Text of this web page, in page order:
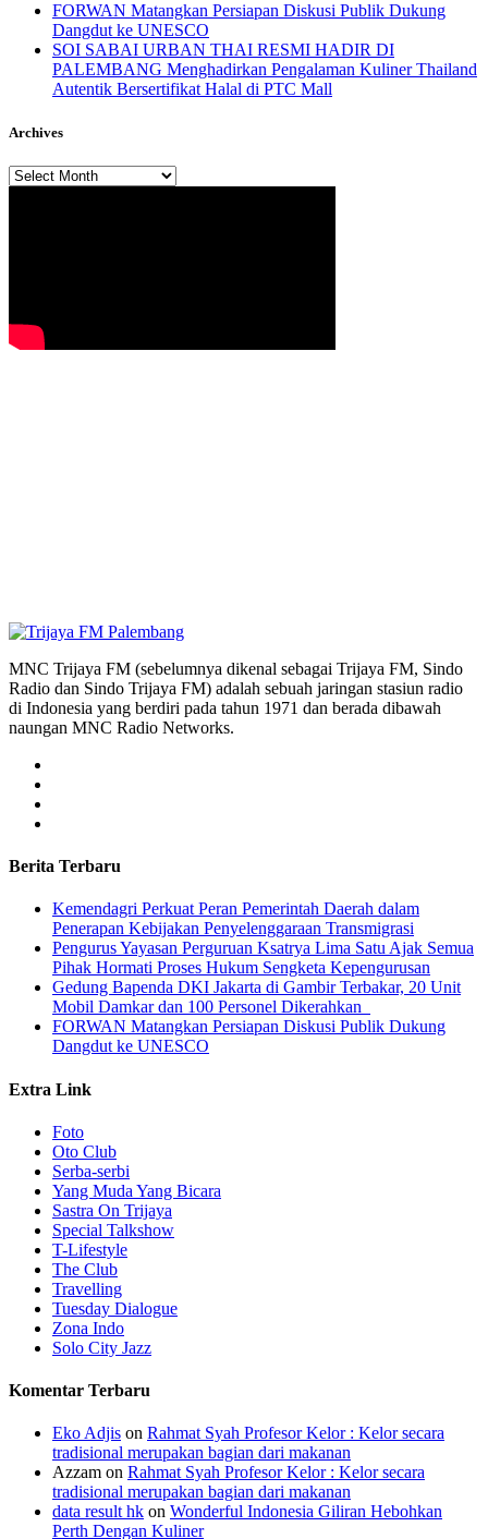
FORWAN Matangkan Persiapan Diskusi Publik Dukung
Dangdut ke UNESCO
SOI SABAI URBAN THAI RESMI HADIR DI
PALEMBANG Menghadirkan Pengalaman Kuliner Thailand
Autentik Bersertifikat Halal di PTC Mall
Archives
Archives
MNC Trijaya FM (sebelumnya dikenal sebagai Trijaya FM, Sindo
Radio dan Sindo Trijaya FM) adalah sebuah jaringan stasiun radio
di Indonesia yang berdiri pada tahun 1971 dan berada dibawah
naungan MNC Radio Networks.
Berita Terbaru
Kemendagri Perkuat Peran Pemerintah Daerah dalam
Penerapan Kebijakan Penyelenggaraan Transmigrasi
Pengurus Yayasan Perguruan Ksatrya Lima Satu Ajak Semua
Pihak Hormati Proses Hukum Sengketa Kepengurusan
Gedung Bapenda DKI Jakarta di Gambir Terbakar, 20 Unit
Mobil Damkar dan 100 Personel Dikerahkan
FORWAN Matangkan Persiapan Diskusi Publik Dukung
Dangdut ke UNESCO
Extra Link
Foto
Oto Club
Serba-serbi
Yang Muda Yang Bicara
Sastra On Trijaya
Special Talkshow
T-Lifestyle
The Club
Travelling
Tuesday Dialogue
Zona Indo
Solo City Jazz
Komentar Terbaru
Eko Adjis on Rahmat Syah Profesor Kelor : Kelor secara
tradisional merupakan bagian dari makanan
Azzam on Rahmat Syah Profesor Kelor : Kelor secara
tradisional merupakan bagian dari makanan
data result hk on Wonderful Indonesia Giliran Hebohkan
Perth Dengan Kuliner